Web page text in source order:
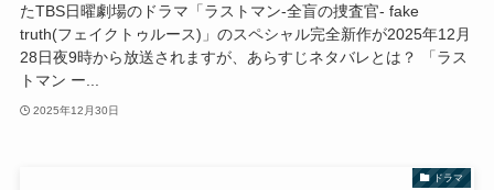
たTBS日曜劇場のドラマ「ラストマン-全盲の捜査官- fake
truth(フェイクトゥルース)」のスペシャル完全新作が2025年12月
28日夜9時から放送されますが、あらすじネタバレとは？ 「ラス
トマン ー...
2025年12月30日
ドラマ